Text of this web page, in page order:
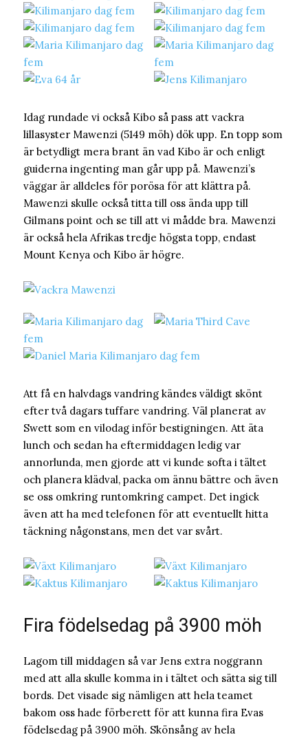
Idag rundade vi också Kibo så pass att vackra
lillasyster Mawenzi (5149 möh) dök upp. En topp som
är betydligt mera brant än vad Kibo är och enligt
guiderna ingenting man går upp på. Mawenzi’s
väggar är alldeles för porösa för att klättra på.
Mawenzi skulle också titta till oss ända upp till
Gilmans point och se till att vi mådde bra. Mawenzi
är också hela Afrikas tredje högsta topp, endast
Mount Kenya och Kibo är högre.
Att få en halvdags vandring kändes väldigt skönt
efter två dagars tuffare vandring. Väl planerat av
Swett som en vilodag inför bestigningen. Att äta
lunch och sedan ha eftermiddagen ledig var
annorlunda, men gjorde att vi kunde softa i tältet
och planera klädval, packa om ännu bättre och även
se oss omkring runtomkring campet. Det ingick
även att ha med telefonen för att eventuellt hitta
täckning någonstans, men det var svårt.
Fira födelsedag på 3900 möh
Lagom till middagen så var Jens extra noggrann
med att alla skulle komma in i tältet och sätta sig till
bords. Det visade sig nämligen att hela teamet
bakom oss hade förberett för att kunna fira Evas
födelsedag på 3900 möh. Skönsång av hela